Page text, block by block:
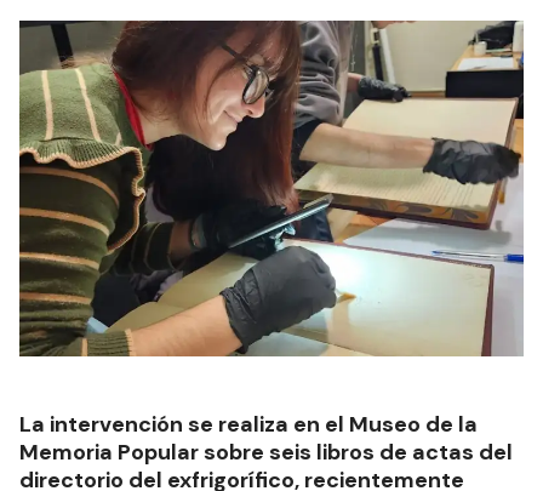
La intervención se realiza en el Museo de la
Memoria Popular sobre seis libros de actas del
directorio del exfrigorífico, recientemente